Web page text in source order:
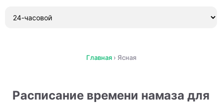
Главная› Ясная
Расписание времени намаза для